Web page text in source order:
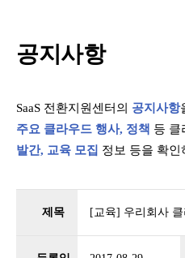
공지사항
SaaS 전환지원센터의 공지사항
주요 클라우드 행사, 정책 등 클
발간, 교육 모집 정보 등을 확인
제목 [교육] 우리회사